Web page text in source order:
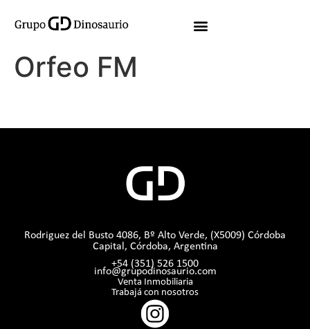
Orfeo FM
Rodriguez del Busto 4086, Bº Alto Verde, (X5009) Córdoba
Capital, Córdoba, Argentina
+54 (351) 526 1500
info@grupodinosaurio.com
Venta Inmobiliaria
Trabajá con nosotros